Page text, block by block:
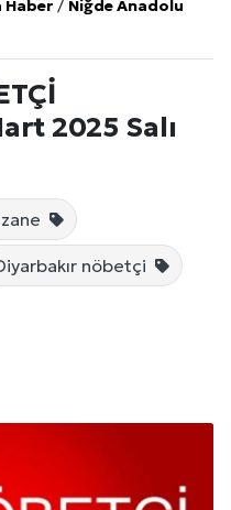
Haber / Niğde Anadolu
2025 Salı
nöbetçi